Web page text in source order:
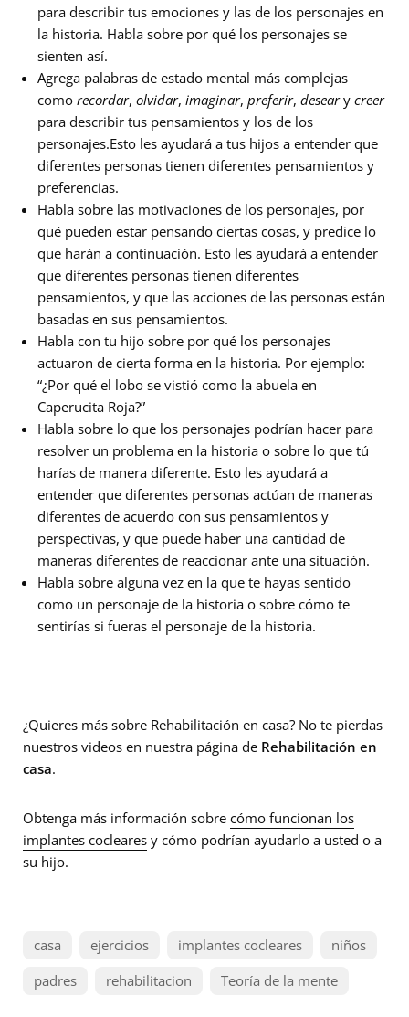
para describir tus emociones y las de los personajes en
la historia. Habla sobre por qué los personajes se
sienten así.
Agrega palabras de estado mental más complejas
como recordar, olvidar, imaginar, preferir, deseary creer
para describir tus pensamientos y los de los
personajes.Esto les ayudará a tus hijos a entender que
diferentes personas tienen diferentes pensamientos y
preferencias.
Habla sobre las motivaciones de los personajes, por
qué pueden estar pensando ciertas cosas, y predice lo
que harán a continuación. Esto les ayudará a entender
que diferentes personas tienen diferentes
pensamientos, y que las acciones de las personas están
basadas en sus pensamientos.
Habla con tu hijo sobre por qué los personajes
actuaron de cierta forma en la historia. Por ejemplo:
“¿Por qué el lobo se vistió como la abuela en
Caperucita Roja?”
Habla sobre lo que los personajes podrían hacer para
resolver un problema en la historia o sobre lo que tú
harías de manera diferente. Esto les ayudará a
entender que diferentes personas actúan de maneras
diferentes de acuerdo con sus pensamientos y
perspectivas, y que puede haber una cantidad de
maneras diferentes de reaccionar ante una situación.
Habla sobre alguna vez en la que te hayas sentido
como un personaje de la historia o sobre cómo te
sentirías si fueras el personaje de la historia.
¿Quieres más sobre Rehabilitación en casa? No te pierdas
nuestros videos en nuestra página de Rehabilitación en
casa.
Obtenga más información sobre cómo funcionan los
implantes cocleares y cómo podrían ayudarlo a usted o a
su hijo.
casa ejercicios implantes cocleares
niños
padres
rehabilitacion Teoría de la mente